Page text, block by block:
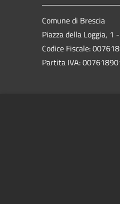
Comune di Brescia
Piazza della Loggia, 1
Codice Fiscale:
Partita IVA: